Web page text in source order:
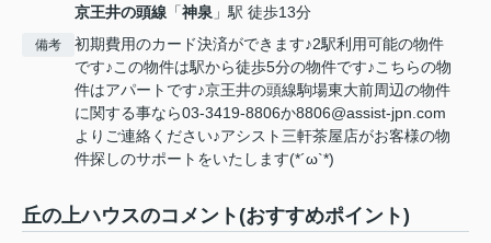
京王井の頭線 「神泉 」駅 徒歩13分
備考
初期費用のカード決済ができます♪2駅利用可能の物件
です♪この物件は駅から徒歩5分の物件です♪こちらの物
件はアパートです♪京王井の頭線駒場東大前周辺の物件
に関する事なら03-3419-8806か8806@assist-jpn.com
よりご連絡ください♪アシスト三軒茶屋店がお客様の物
件探しのサポートをいたします(*´ω`*)
丘の上ハウスのコメント(おすすめポイント)